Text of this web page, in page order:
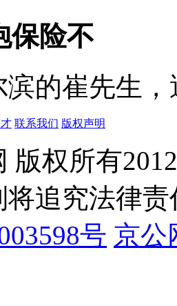
保险不
的崔先生
联系我们 版权声明
版权所有
追究法律责
号 京公